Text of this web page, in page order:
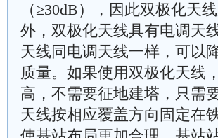
（≥30dB），因此双极化天
外，双极化天线具有电调天
天线同电调天线一样，可以
质量。如果使用双极化天线
高，不需要征地建塔，只需
天线按相应覆盖方向固定在